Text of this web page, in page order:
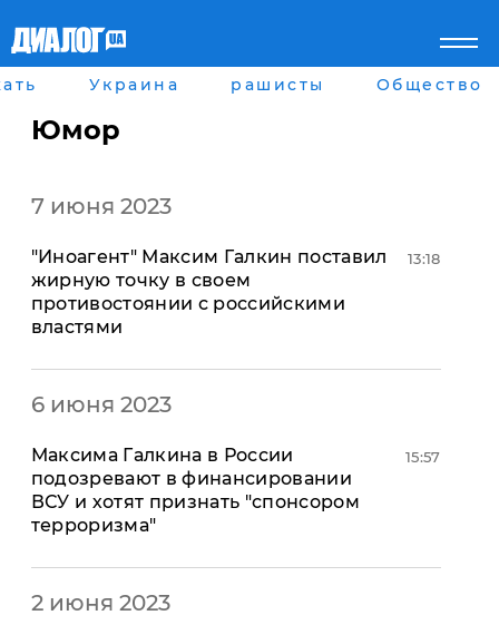
Главная
Все новости
рассея
Военное обозрение
Экономика
Мнение
Блоги
Пресса
Здоровье
Украина
Культура
Города
Одесса
Война на Донбассе и в
Крыму
"ДНР"
Оккупация Крыма
Донбасс
Лайф стайл
Здоровье
Шоу-биз
Украина рашисты Общество
Юмор
7 июня 2023
"Иноагент" Максим Галкин поставил
жирную точку в своем
противостоянии с российскими
властями
13:18
6 июня 2023
Максима Галкина в России
подозревают в финансировании
ВСУ и хотят признать "спонсором
терроризма"
15:57
2 июня 2023